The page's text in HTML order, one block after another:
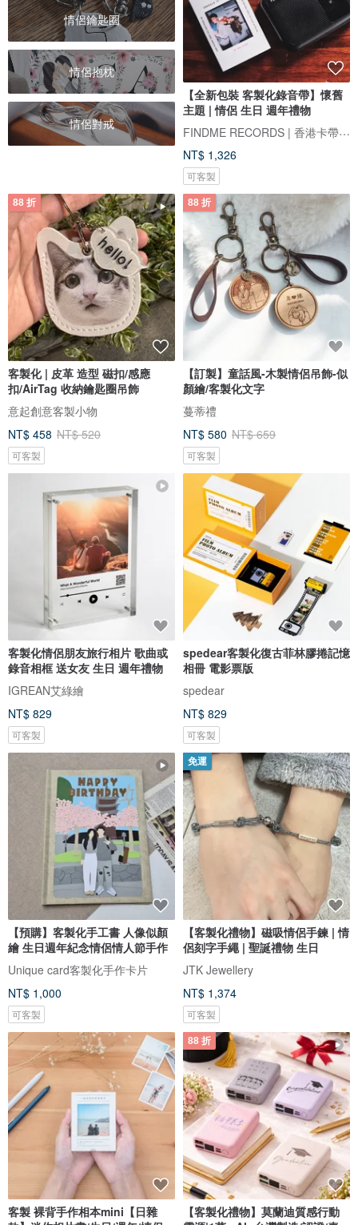
情侶鑰匙圈
情侶抱枕
情侶對戒
【全新包裝 客製化錄音帶】懷舊
主題 | 情侶 生日 週年禮物
FINDME RECORDS | 香港卡帶唱片生活店
NT$ 1,326
可客製
88 折
客製化 | 皮革 造型 磁扣/感應
扣/AirTag 收納鑰匙圈吊飾
意起創意客製小物
NT$ 458 NT$ 520
可客製
88 折
【訂製】童話風-木製情侶吊飾-似
顏繪/客製化文字
蔓蒂禮
NT$ 580 NT$ 659
可客製
客製化情侶朋友旅行相片 歌曲或
錄音相框 送女友 生日 週年禮物
IGREAN艾綠繪
NT$ 829
可客製
spedear客製化復古菲林膠捲記憶
相冊 電影票版
spedear
NT$ 829
可客製
【預購】客製化手工書 人像似顏
繪 生日週年紀念情侶情人節手作
Unique card客製化手作卡片
NT$ 1,000
可客製
免運
【客製化禮物】磁吸情侶手鍊 | 情
侶刻字手繩 | 聖誕禮物 生日
JTK Jewellery
NT$ 1,374
可客製
客製 裸背手作相本mini【日雜
88 折
【客製化禮物】莫蘭迪質感行動